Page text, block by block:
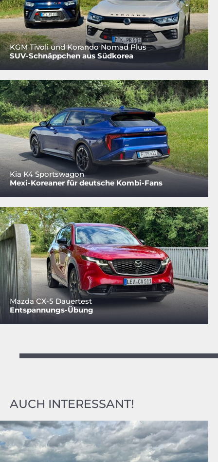
KGM Tivoli und Korando Nomad Plus
SUV-Schnäppchen aus Südkorea
Kia K4 Sportswagon
Mexi-Koreaner für deutsche Kombi-Fans
Mazda CX-5 Dauertest
Entspannungs-Übung
AUCH INTERESSANT!